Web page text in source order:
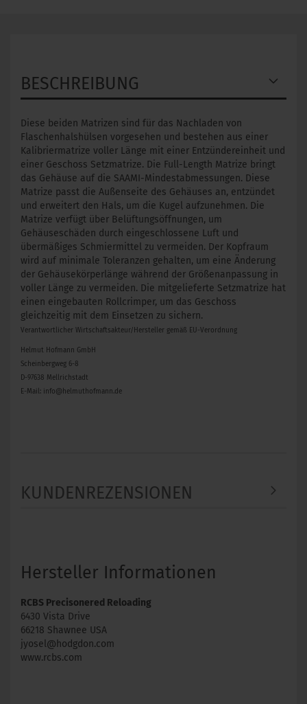
BESCHREIBUNG
Diese beiden Matrizen sind für das Nachladen von
Flaschenhalshülsen vorgesehen und bestehen aus einer
Kalibriermatrize voller Länge mit einer Entzündereinheit und
einer Geschoss Setzmatrize. Die Full-Length Matrize bringt
das Gehäuse auf die SAAMI-Mindestabmessungen. Diese
Matrize passt die Außenseite des Gehäuses an, entzündet
und erweitert den Hals, um die Kugel aufzunehmen. Die
Matrize verfügt über Belüftungsöffnungen, um
Gehäuseschäden durch eingeschlossene Luft und
übermäßiges Schmiermittel zu vermeiden. Der Kopfraum
wird auf minimale Toleranzen gehalten, um eine Änderung
der Gehäusekörperlänge während der Größenanpassung in
voller Länge zu vermeiden. Die mitgelieferte Setzmatrize hat
einen eingebauten Rollcrimper, um das Geschoss
gleichzeitig mit dem Einsetzen zu sichern.
Verantwortlicher Wirtschaftsakteur/Hersteller gemäß EU-Verordnung
Helmut Hofmann GmbH
Scheinbergweg 6-8
D-97638 Mellrichstadt
E-Mail: info@helmuthofmann.de
KUNDENREZENSIONEN
Hersteller Informationen
RCBS Precisonered Reloading
6430 Vista Drive
66218 Shawnee USA
jyosel@hodgdon.com
www.rcbs.com